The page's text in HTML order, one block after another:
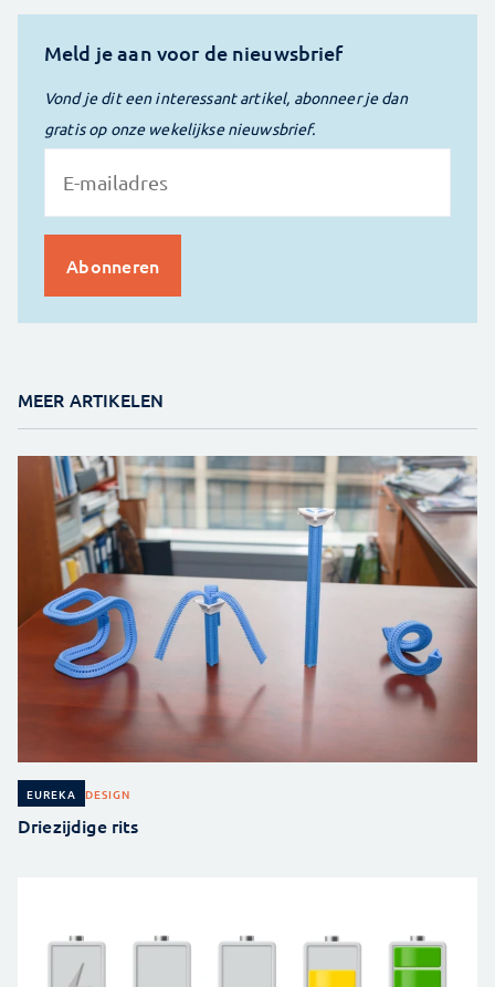
Meld je aan voor de nieuwsbrief
Vond je dit een interessant artikel, abonneer je dan
gratis op onze wekelijkse nieuwsbrief.
MEER ARTIKELEN
EUREKA DESIGN
Driezijdige rits